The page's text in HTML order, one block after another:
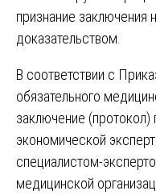
признание заключения
доказательством.
В соответствии с
обязательного
заключение
экономической
специалистом-
медицинской